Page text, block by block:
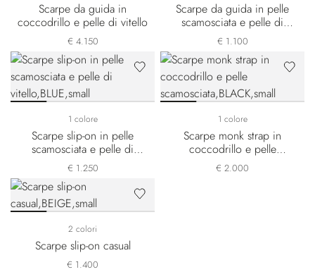
Scarpe da guida in
coccodrillo e pelle di vitello
€ 4.150
Scarpe da guida in pelle
scamosciata e pelle di
vitello
€ 1.100
1 colore
Scarpe slip-on in pelle
scamosciata e pelle di
vitello
€ 1.250
1 colore
Scarpe monk strap in
coccodrillo e pelle
scamosciata
€ 2.000
2 colori
Scarpe slip-on casual
€ 1.400